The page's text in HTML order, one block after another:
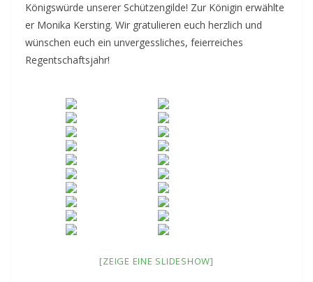
Königswürde unserer Schützengilde! Zur Königin erwählte
er Monika Kersting. Wir gratulieren euch herzlich und
wünschen euch ein unvergessliches, feierreiches
Regentschaftsjahr!
[ZEIGE EINE SLIDESHOW]